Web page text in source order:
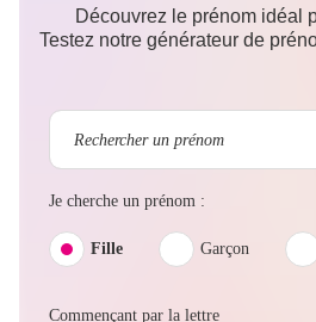
Découvrez le prénom idéal
Testez notre générateur de
Je cherche un prénom :
Fille Garçon
Commençant par la lettre